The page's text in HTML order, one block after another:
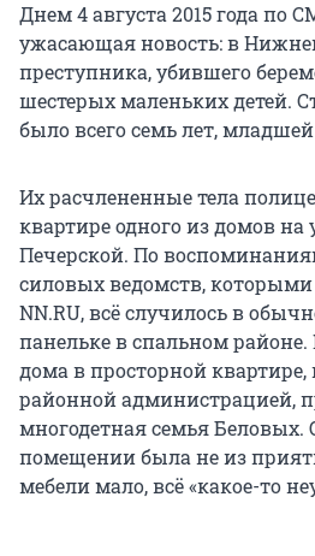
Днем 4 августа 2015 года по
ужасающая новость: в
преступника, убившего
шестерых маленьких детей.
было всего семь лет,
Их расчлененные тела
квартире одного из домов на
Печерской. По
силовых ведомств, которыми
NN.RU, всё случилось в
панельке в спальном
дома в просторной
районной администрацией,
многодетная семья Беловых.
помещении была не из
мебели мало, всё «какое-то